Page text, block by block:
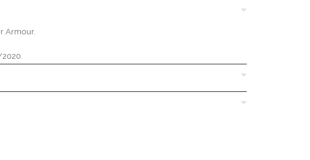
Armour.